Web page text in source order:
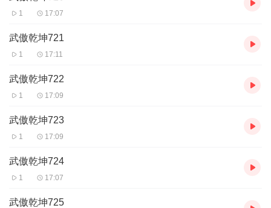
1 17:07
武傲乾坤721
1 17:11
武傲乾坤722
1 17:09
武傲乾坤723
1 17:09
武傲乾坤724
1 17:07
武傲乾坤725